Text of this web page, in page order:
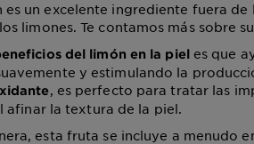
es un excelente ingrediente fuera
limones. Te contamos más sobre
del limón en la pieles que
y estimulando la
, es perfecto para tratar las
afinar la textura de la piel.
esta fruta se incluye a menudo